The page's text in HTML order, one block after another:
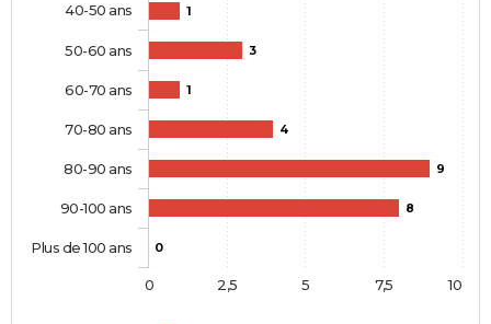
1
3
1
4
9
8
0
40-50 ans
50-60 ans
60-70 ans
70-80 ans
80-90 ans
90-100 ans
Plus de 100 ans
0 10
2,5 5 7,5